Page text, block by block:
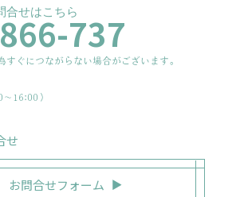
合せはこちら737
すぐにつながらない場合がございます。
16:00）
せ
お問合せフォーム